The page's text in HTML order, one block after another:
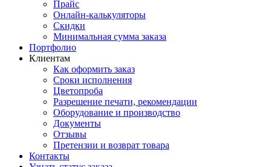
Прайс
Онлайн-калькуляторы
Скидки
Минимальная сумма заказа
Портфолио
Клиентам
Как оформить заказ
Сроки исполнения
Цветопроба
Разрешение печати, рекомендации
Оборудование и производство
Документы
Отзывы
Претензии и возврат товара
Контакты